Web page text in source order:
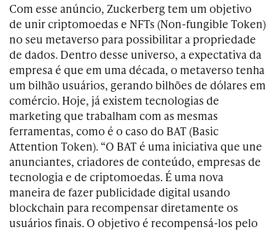
Com esse anúncio, Zuckerberg tem um objetivo
de unir criptomoedas e NFTs (Non-fungible Token)
no seu metaverso para possibilitar a propriedade
de dados. Dentro desse universo, a expectativa da
empresa é que em uma década, o metaverso tenha
um bilhão usuários, gerando bilhões de dólares em
comércio. Hoje, já existem tecnologias de
marketing que trabalham com as mesmas
ferramentas, como é o caso do BAT (Basic
Attention Token). “O BAT é uma iniciativa que une
anunciantes, criadores de conteúdo, empresas de
tecnologia e de criptomoedas. É uma nova
maneira de fazer publicidade digital usando
blockchain para recompensar diretamente os
usuários finais. O objetivo é recompensá-los pelo